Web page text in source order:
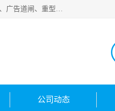
云南实名智科技有限公司是生产、销售、安装为一体的出入口管控设备厂家供应商。主营:电动伸缩门、道闸、广告道闸、重型空降闸、车牌识别、门禁通道、升降柱、岗亭、旗杆等智能设备。主营产品: 电动伸缩门,道闸门禁,车牌识别 生产、销售、安装为一体的出入口管控设备厂家源头供应商。
公司动态